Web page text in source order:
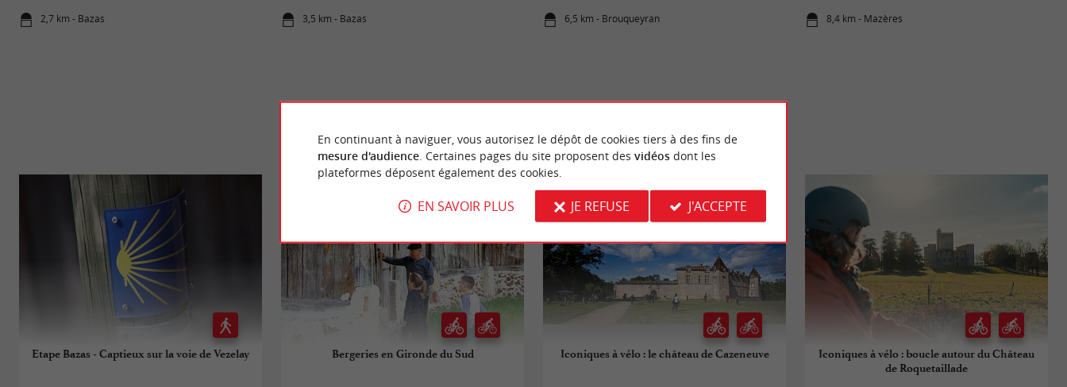
2,7 km - Bazas 3,5 km - Bazas 6,5 km - Brouqueyran 8,4 km - Mazères
VOUS AIMEREZAUSSI
Etape Bazas - Captieux sur la voie de Vezelay Bergeries en Gironde du Sud Iconiques à vélo : le château de Cazeneuve
Iconiques à vélo : boucle autour du Château
de Roquetaillade
En continuant à naviguer, vous autorisez le dépôt de cookies tiers à des fins de
mesure d'audience. Certaines pages du site proposent des vidéosdont les
plateformes déposent également des cookies.
EN SAVOIR PLUS JE REFUSE J'ACCEPTE